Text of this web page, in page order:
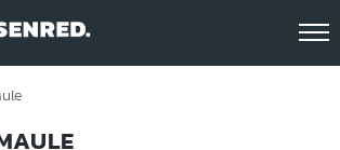
al contenido